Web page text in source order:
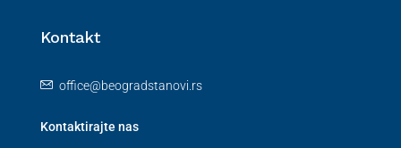
Kontakt
office@beogradstanovi.rs
Kontaktirajte nas